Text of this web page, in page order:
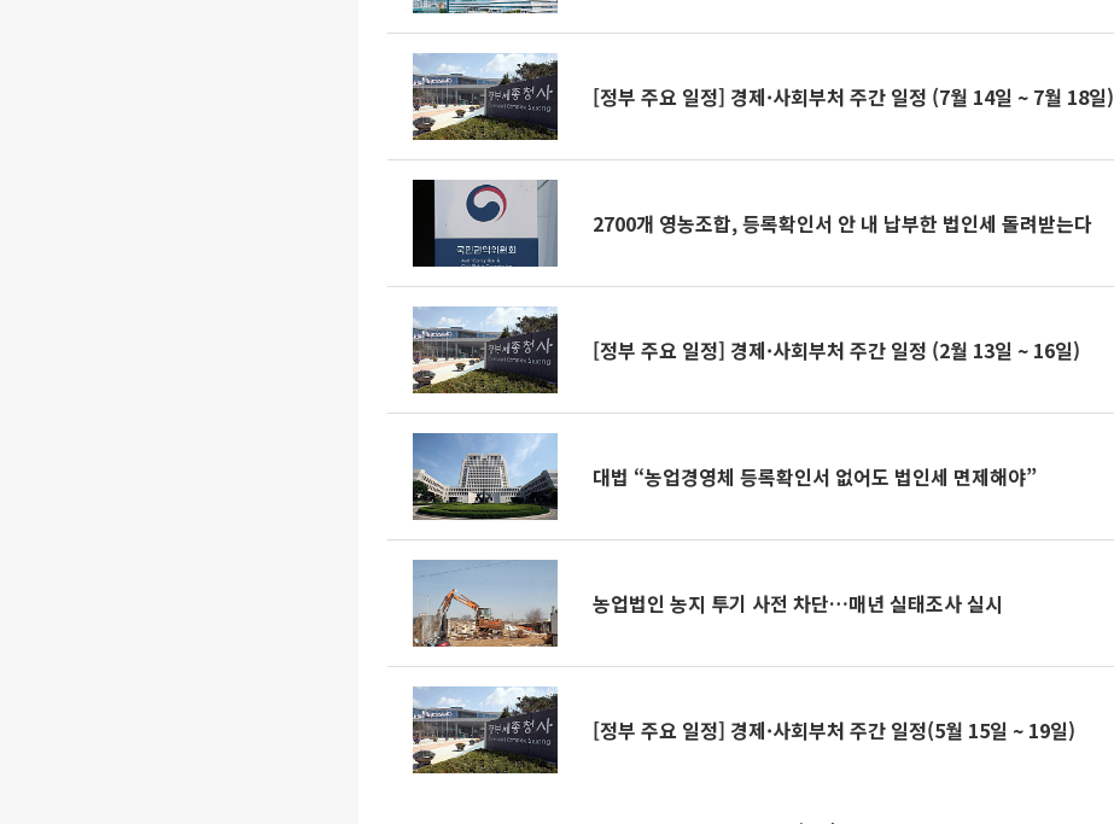
[정부 주요 일정] 경제·사회부처 주간 일정 (7월 14일 ~ 7월 18일)
2700개 영농조합, 등록확인서 안 내 납부한 법인세 돌려받는다
[정부 주요 일정] 경제·사회부처 주간 일정 (2월 13일 ~ 16일)
대법 “농업경영체 등록확인서 없어도 법인세 면제해야”
농업법인 농지 투기 사전 차단…매년 실태조사 실시
[정부 주요 일정] 경제·사회부처 주간 일정(5월 15일 ~ 19일)